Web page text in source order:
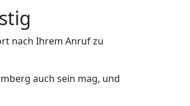
nach Ihrem Anruf zu
auch sein mag, und